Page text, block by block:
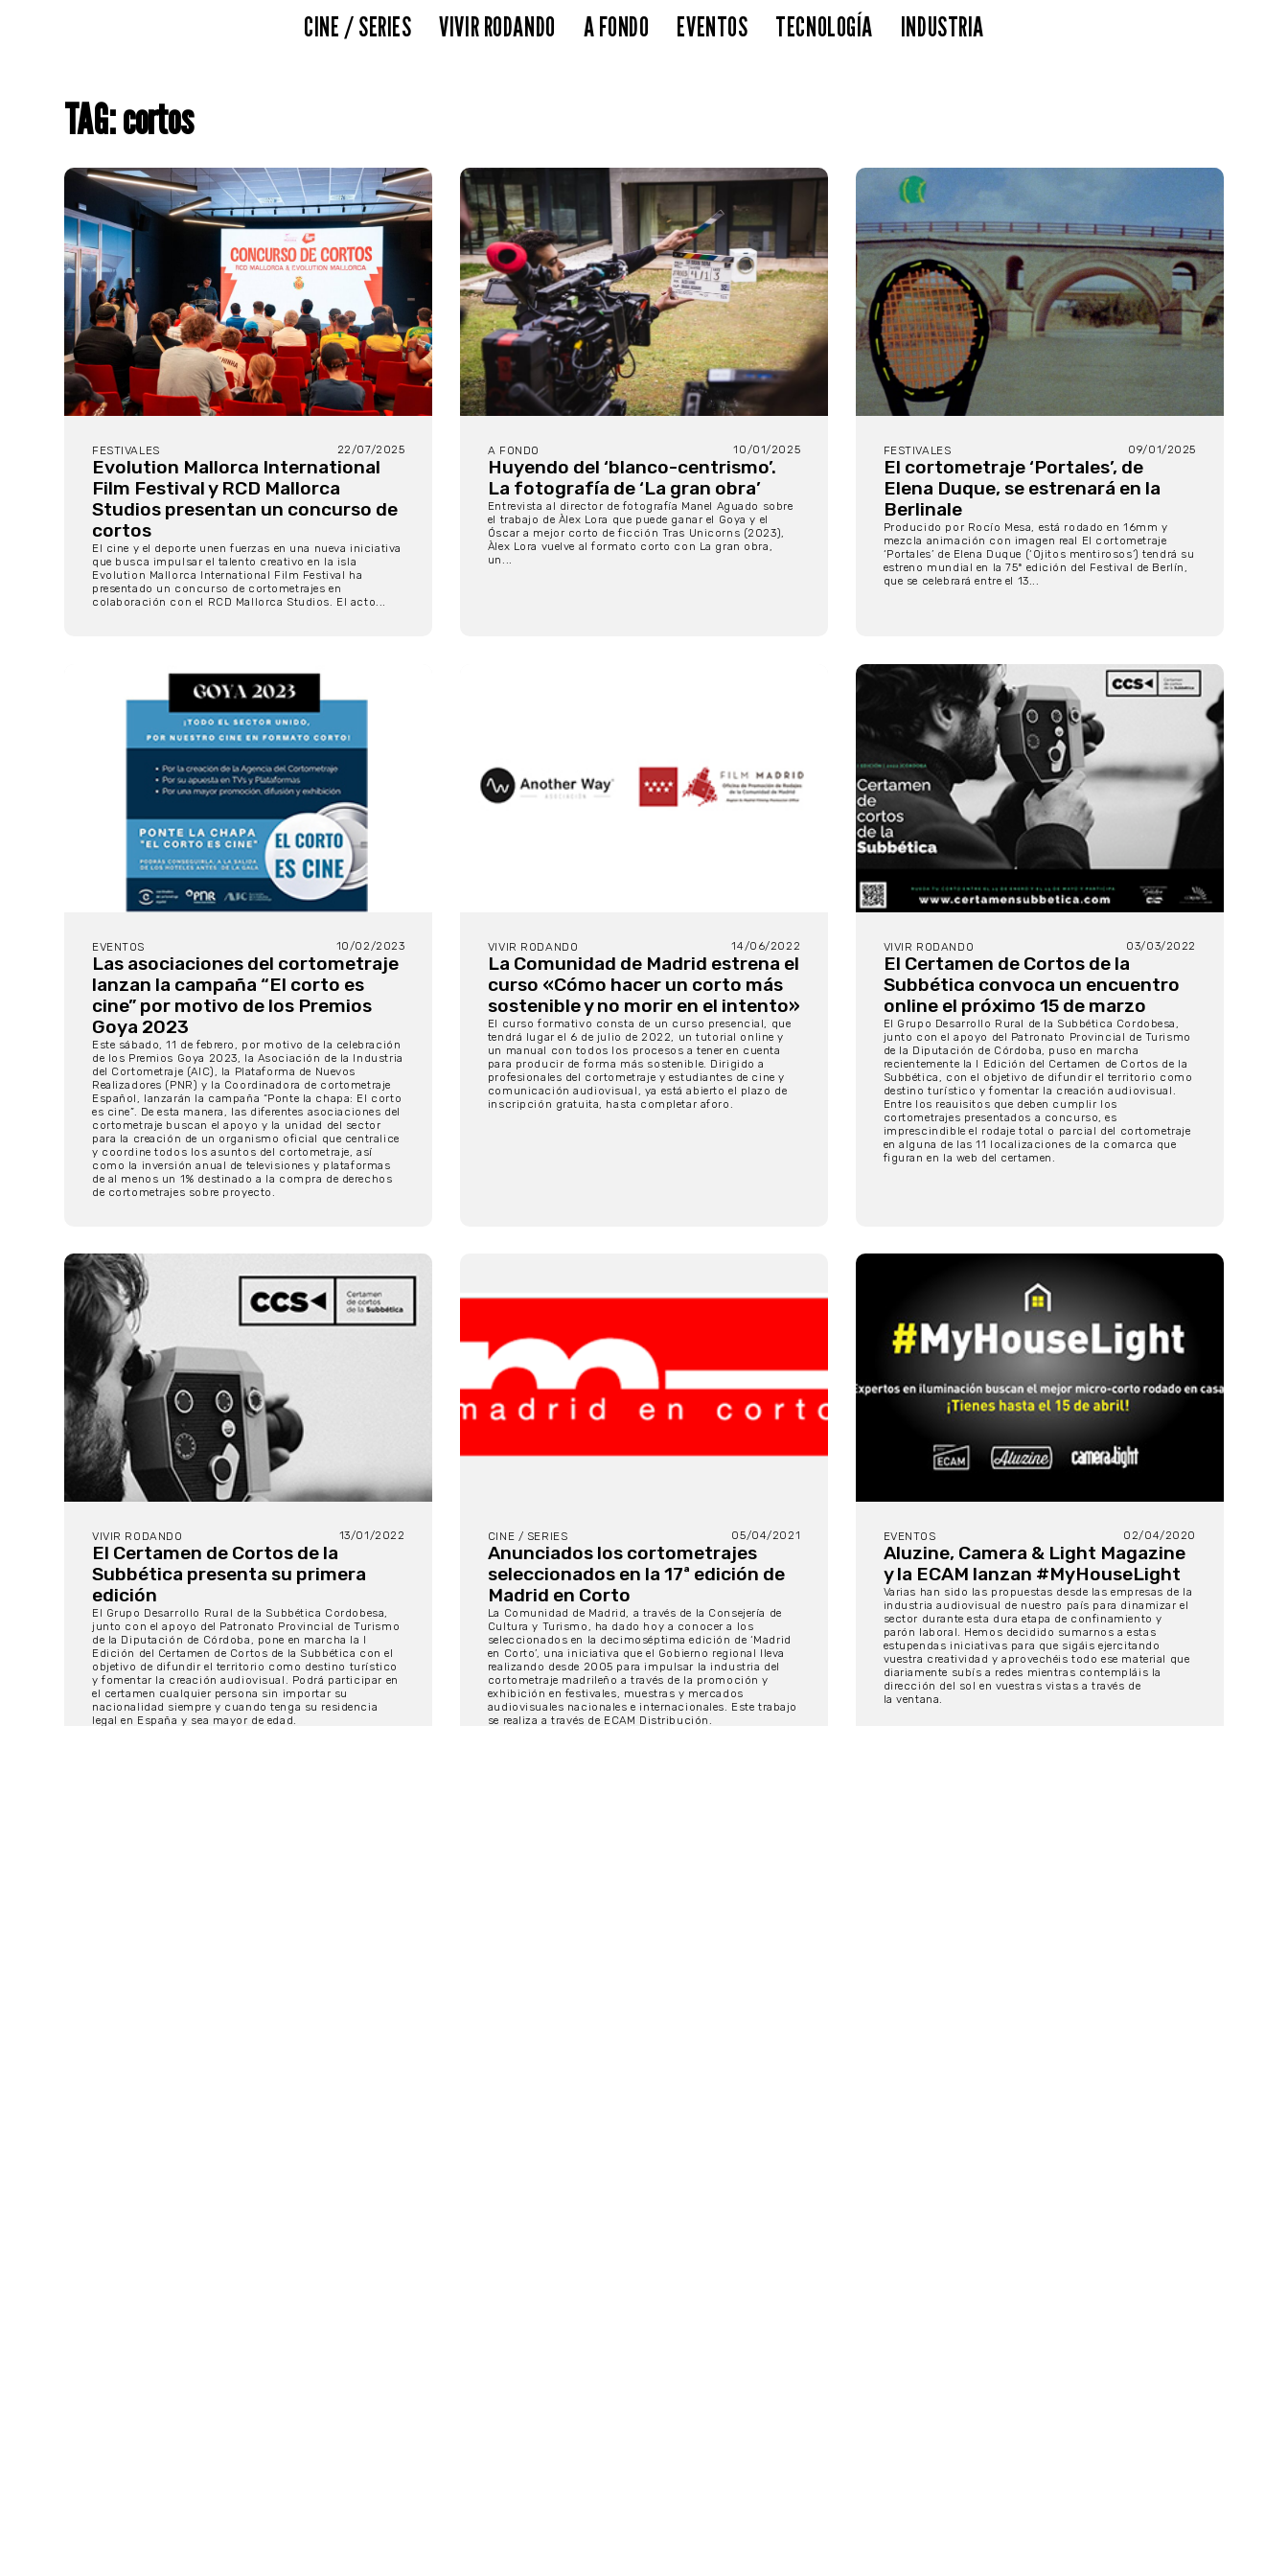
CINE / SERIES VIVIR RODANDO A FONDO EVENTOS TECNOLOGÍA INDUSTRIA
TAG: cortos
FESTIVALES 22/07/2025
Evolution Mallorca International
Film Festival y RCD Mallorca
Studios presentan un concurso de
cortos
El cine y el deporte unen fuerzas en una nueva iniciativa
que busca impulsar el talento creativo en la isla
Evolution Mallorca International Film Festival ha
presentado un concurso de cortometrajes en
colaboración con el RCD Mallorca Studios. El acto...
A FONDO 10/01/2025
Huyendo del ‘blanco-centrismo’.
La fotografía de ‘La gran obra’
Entrevista al director de fotografía Manel Aguado sobre
el trabajo de Àlex Lora que puede ganar el Goya y el
Óscar a mejor corto de ficción Tras Unicorns (2023),
Àlex Lora vuelve al formato corto con La gran obra,
un...
FESTIVALES 09/01/2025
El cortometraje ‘Portales’, de
Elena Duque, se estrenará en la
Berlinale
Producido por Rocío Mesa, está rodado en 16mm y
mezcla animación con imagen real El cortometraje
‘Portales’ de Elena Duque (‘Ojitos mentirosos’) tendrá su
estreno mundial en la 75ª edición del Festival de Berlín,
que se celebrará entre el 13...
EVENTOS 10/02/2023
Las asociaciones del cortometraje
lanzan la campaña “El corto es
cine” por motivo de los Premios
Goya 2023
Este sábado, 11 de febrero, por motivo de la celebración
de los Premios Goya 2023, la Asociación de la Industria
del Cortometraje (AIC), la Plataforma de Nuevos
Realizadores (PNR) y la Coordinadora de cortometraje
Español, lanzarán la campaña “Ponte la chapa: El corto
es cine”. De esta manera, las diferentes asociaciones del
cortometraje buscan el apoyo y la unidad del sector
para la creación de un organismo oficial que centralice
y coordine todos los asuntos del cortometraje, así
como la inversión anual de televisiones y plataformas
de al menos un 1% destinado a la compra de derechos
de cortometrajes sobre proyecto.
VIVIR RODANDO 14/06/2022
La Comunidad de Madrid estrena el
curso «Cómo hacer un corto más
sostenible y no morir en el intento»
El curso formativo consta de un curso presencial, que
tendrá lugar el 6 de julio de 2022, un tutorial online y
un manual con todos los procesos a tener en cuenta
para producir de forma más sostenible. Dirigido a
profesionales del cortometraje y estudiantes de cine y
comunicación audiovisual, ya está abierto el plazo de
inscripción gratuita, hasta completar aforo.
VIVIR RODANDO 03/03/2022
El Certamen de Cortos de la
Subbética convoca un encuentro
online el próximo 15 de marzo
El Grupo Desarrollo Rural de la Subbética Cordobesa,
junto con el apoyo del Patronato Provincial de Turismo
de la Diputación de Córdoba, puso en marcha
recientemente la I Edición del Certamen de Cortos de la
Subbética, con el objetivo de difundir el territorio como
destino turístico y fomentar la creación audiovisual.
Entre los reauisitos que deben cumplir los
cortometrajes presentados a concurso, es
imprescindible el rodaje total o parcial del cortometraje
en alguna de las 11 localizaciones de la comarca que
figuran en la web del certamen.
VIVIR RODANDO 13/01/2022
El Certamen de Cortos de la
Subbética presenta su primera
edición
El Grupo Desarrollo Rural de la Subbética Cordobesa,
junto con el apoyo del Patronato Provincial de Turismo
de la Diputación de Córdoba, pone en marcha la I
Edición del Certamen de Cortos de la Subbética con el
objetivo de difundir el territorio como destino turístico
y fomentar la creación audiovisual. Podrá participar en
el certamen cualquier persona sin importar su
nacionalidad siempre y cuando tenga su residencia
legal en España y sea mayor de edad.
CINE / SERIES 05/04/2021
Anunciados los cortometrajes
seleccionados en la 17ª edición de
Madrid en Corto
La Comunidad de Madrid, a través de la Consejería de
Cultura y Turismo, ha dado hoy a conocer a los
seleccionados en la decimoséptima edición de ‘Madrid
en Corto’, una iniciativa que el Gobierno regional lleva
realizando desde 2005 para impulsar la industria del
cortometraje madrileño a través de la promoción y
exhibición en festivales, muestras y mercados
audiovisuales nacionales e internacionales. Este trabajo
se realiza a través de ECAM Distribución.
EVENTOS 02/04/2020
Aluzine, Camera & Light Magazine
y la ECAM lanzan #MyHouseLight
Varias han sido las propuestas desde las empresas de la
industria audiovisual de nuestro país para dinamizar el
sector durante esta dura etapa de confinamiento y
parón laboral. Hemos decidido sumarnos a estas
estupendas iniciativas para que sigáis ejercitando
vuestra creatividad y aprovechéis todo ese material que
diariamente subís a redes mientras contempláis la
dirección del sol en vuestras vistas a través de
la ventana.